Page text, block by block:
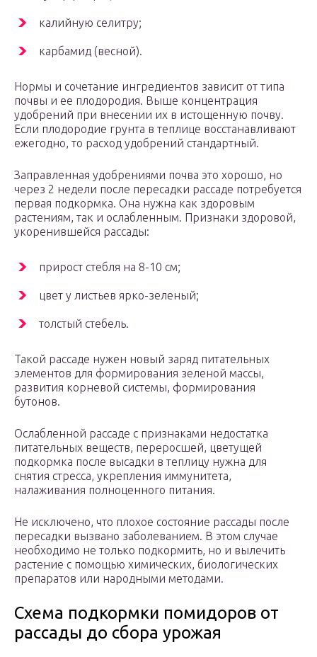
калийную селитру;
карбамид (весной).
Нормы и сочетание ингредиентов зависит от типа
почвы и ее плодородия. Выше концентрация
удобрений при внесении их в истощенную почву.
Если плодородие грунта в теплице восстанавливают
ежегодно, то расход удобрений стандартный.
Заправленная удобрениями почва это хорошо, но
через 2 недели после пересадки рассаде потребуется
первая подкормка. Она нужна как здоровым
растениям, так и ослабленным. Признаки здоровой,
укоренившейся рассады:
прирост стебля на 8-10 см;
цвет у листьев ярко-зеленый;
толстый стебель.
Такой рассаде нужен новый заряд питательных
элементов для формирования зеленой массы,
развития корневой системы, формирования
бутонов.
Ослабленной рассаде с признаками недостатка
питательных веществ, переросшей, цветущей
подкормка после высадки в теплицу нужна для
снятия стресса, укрепления иммунитета,
налаживания полноценного питания.
Не исключено, что плохое состояние рассады после
пересадки вызвано заболеванием. В этом случае
необходимо не только подкормить, но и вылечить
растение с помощью химических, биологических
препаратов или народными методами.
Схема подкормки помидоров от
рассады до сбора урожая